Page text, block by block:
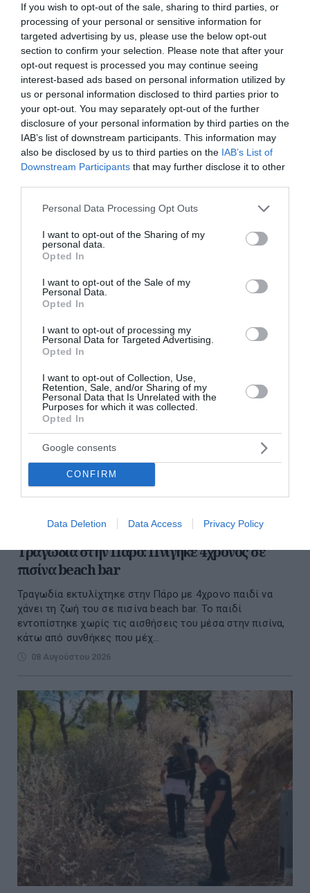
If you wish to opt-out of the sale, sharing to third parties, or
processing of your personal or sensitive information for
targeted advertising by us, please use the below opt-out
section to confirm your selection. Please note that after your
opt-out request is processed you may continue seeing
interest-based ads based on personal information utilized by
us or personal information disclosed to third parties prior to
your opt-out. You may separately opt-out of the further
disclosure of your personal information by third parties on the
IAB’s list of downstream participants. This information may
also be disclosed by us to third parties on the IAB’s List of
Downstream Participants that may further disclose it to other
Please note that this website/app uses one or more Google
not limited to your visit or usage behaviour. You may click to
grant or deny consent to Google and its third-party tags to
use your data for below specified purposes in below Google
consent section.
Personal Data Processing Opt Outs
I want to opt-out of the Sharing of my
personal data.
Opted In
I want to opt-out of the Sale of my
Personal Data.
Opted In
I want to opt-out of processing my
Personal Data for Targeted Advertising.
Opted In
I want to opt-out of Collection, Use,
Retention, Sale, and/or Sharing of my
Personal Data that Is Unrelated with the
Purposes for which it was collected.
Opted In
Google consents
CONFIRM
Data Deletion Data Access Privacy Policy
Πώς οι μακροχρόνια άνεργοι μπορούν να πάρουν σύνταξη
με δωρεάν ένσημα από την ΔΥΠΑ
Καστοριά: Νεκρή μεγάλη αρκούδα, πιθανόν από
πυροβολισμό
Bloomberg: Η Τουρκία περιορίζει τη διέλευση πλοίων
προς τη Μαύρη Θάλασσα
Σκέρτσος για ΠΑΣΟΚ: Κανένα ουσιαστικό επιχείρημα για
την έκθεση του ΟΟΣΑ
Φωτιά σε χαμηλή βλάστηση στην Ευκαρπία Κιλκίς
Τι αποκαλύπτει η «Daily Mail» για τη δολοφονία της
38χρονης Βρετανίδας στην Κυψέλη
ΟΛΕΣ ΟΙ ΕΙΔΗΣΕΙΣ →
διαβάστε ακόμη
Τραγωδία στην Πάρο: Πνίγηκε 4χρονος σε
πισίνα beach bar
Τραγωδία εκτυλίχτηκε στην Πάρο με 4χρονο παιδί να
χάνει τη ζωή του σε πισίνα beach bar. Το παιδί
εντοπίστηκε χωρίς τις αισθήσεις του μέσα στην πισίνα,
κάτω από συνθήκες που μέχ...
08 Αυγούστου 2026